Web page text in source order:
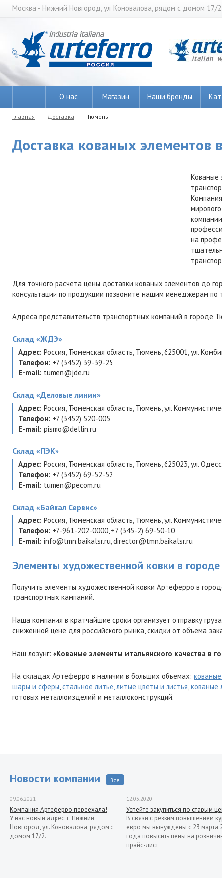
Москва - Нижний Новгород, ул. Коновалова, рядом с домом 17/2
О нас Магазин Наши бренды
Главная Доставка Тюмень
Доставка кованых элементов
Кованые
на
Для точного расчета цены доставки кованых элементов до
консультации по продукции позвоните нашим менеджерам
Адреса представительств транспортных компаний в городе
Склад «ЖДЭ»
Адрес: Россия, Тюменская область, Тюмень,625001,ул.
Телефон: +7 (3452) 39-39-25
E-mail: tumen@jde.ru
Склад «Деловые линии»
Адрес: Россия, Тюменская область, Тюмень,ул.
Телефон: +7 (3452) 520-005
E-mail: pismo@dellin.ru
Склад «ПЭК»
Адрес: Россия, Тюменская область, Тюмень,625023,ул.
Телефон: +7 (3452) 69-52-52
E-mail: tumen@pecom.ru
Склад «Байкал Сервис»
Адрес: Россия, Тюменская область, Тюмень,ул.
Телефон: +7-961-202-0000, +7 (345-2) 69-50-10
E-mail: info@tmn.baikalsr.ru,director@tmn.baikalsr.ru
Элементы художественной ковки в
Получить элементы художественной ковки Артеферро в
транспортных кампаний.
Наша компания в кратчайшие сроки организует отправку
сниженной цене для российского рынка, скидки от объема
Наш лозунг: «Кованые элементы итальянского качества в
На складах Артеферро в наличии в больших объемах:
шары и сферы,стальное литье, литые цветы и листья,кованые
готовых металлоизделий и металлоконструкций.
Новости компании Все
09.06.2021
Компания Артеферро переехала!
У нас новый адрес: г. Нижний
Новгород, ул. Коновалова, рядом с
домом 17/2.
12.03.2020
Успейте закупиться по старым
В связи с резким повышением
евро мы вынуждены с 23 марта
года повысить цены на
прайс-лист